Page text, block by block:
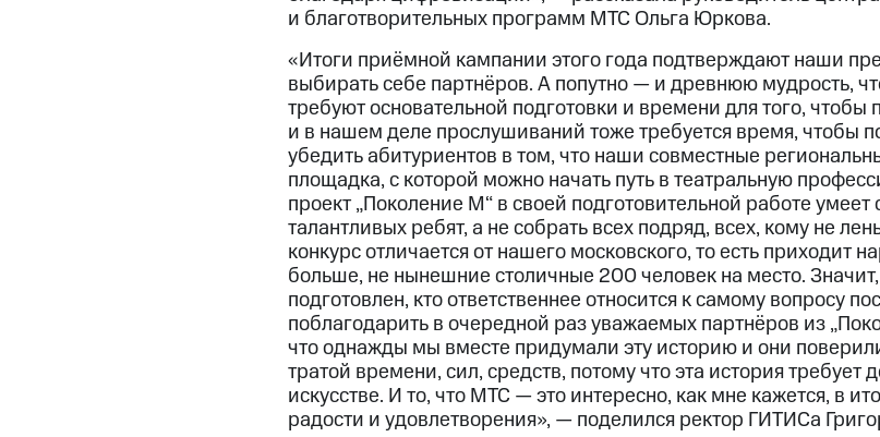
и благотворительных программ МТС Ольга Юркова.
«Итоги приёмной кампании этого года подтверждают наши
выбирать себе партнёров. А попутно — и древнюю мудрость,
требуют основательной подготовки и времени для того, чтобы
и в нашем деле прослушиваний тоже требуется время, чтобы
убедить абитуриентов в том, что наши совместные
площадка, с которой можно начать путь в театральную
проект „Поколение М“ в своей подготовительной работе
талантливых ребят, а не собрать всех подряд, всех, кому не
конкурс отличается от нашего московского, то есть приходит
больше, не нынешние столичные 200 человек на место. Значит,
подготовлен, кто ответственнее относится к самому вопросу
поблагодарить в очередной раз уважаемых партнёров из
что однажды мы вместе придумали эту историю и они
тратой времени, сил, средств, потому что эта история требует
искусстве. И то, что МТС — это интересно, как мне кажется, в
радости и удовлетворения», — поделился ректор ГИТИСа